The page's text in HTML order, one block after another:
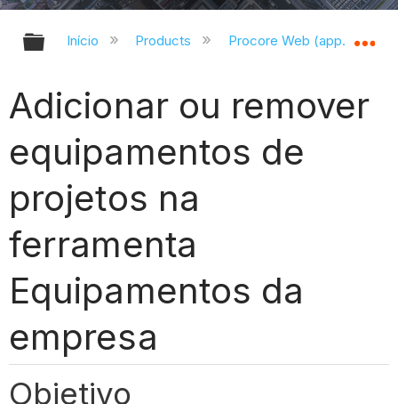
Expandir/recolher hierarquia
Início Products Procore Web
Adicionar ou remover
equipamentos de
projetos na
ferramenta
Equipamentos da
empresa
Objetivo